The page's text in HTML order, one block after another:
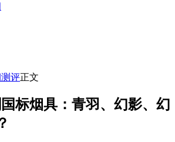
评正文
标烟具：青羽、幻影、幻